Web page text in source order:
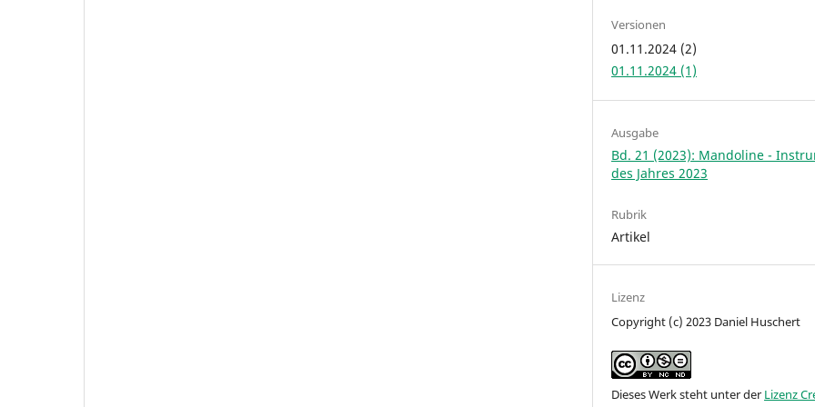
Versionen
01.11.2024 (2)
01.11.2024 (1)
Ausgabe
Bd. 21 (2023): Mandoline -
des Jahres 2023
Rubrik
Artikel
Lizenz
Copyright (c) 2023 Daniel Huschert
Dieses Werk steht unter der Lizenz